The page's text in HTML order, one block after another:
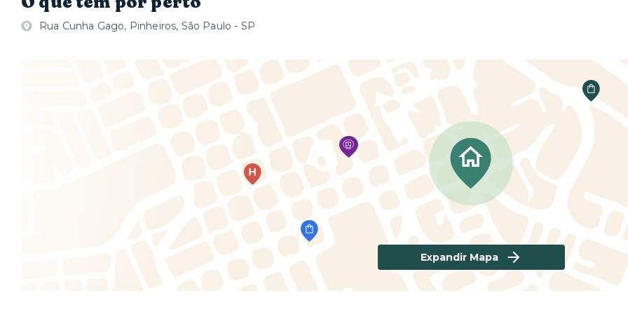
Rua Cunha Gago, Pinheiros, São Paulo - SP
Expandir Mapa